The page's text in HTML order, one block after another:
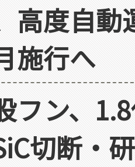
高度自
施行へ
フン、
切断・